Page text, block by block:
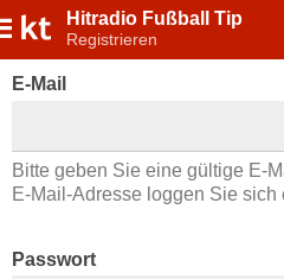
Hitradio Fußball Tip
Registrieren
E-Mail
Bitte geben Sie eine gültige E-
E-Mail-Adresse loggen Sie sich
Passwort